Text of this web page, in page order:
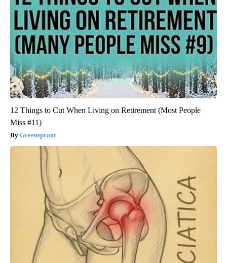
12 Things to Cut When Living on Retirement (Most People
Miss #11)
Greensprout